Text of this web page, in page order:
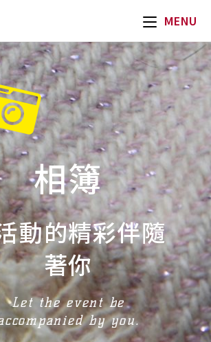
MENU
相簿
動的精彩伴隨
著你
Let the event be
by you.